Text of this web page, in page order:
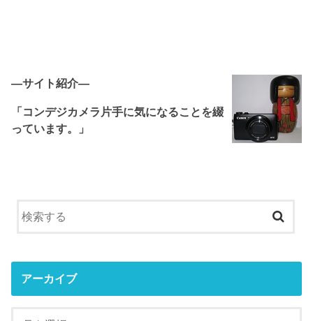
―サイト紹介―
「コンデジカメラ片手に気になることを綴
っています。」
アーカイブ